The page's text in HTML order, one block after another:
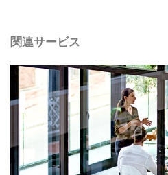
関連サービス